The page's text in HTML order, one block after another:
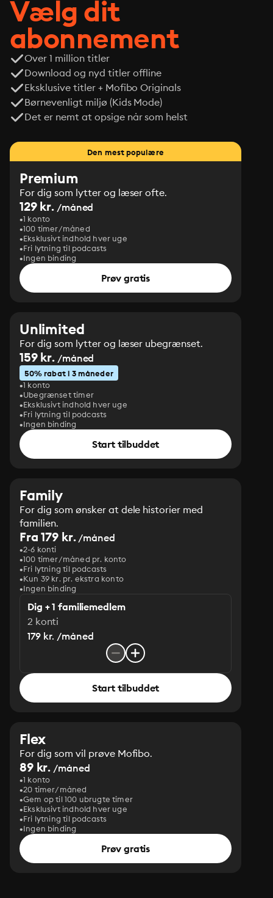
Vælg dit
abonnement
Over 1 million titler
Download og nyd titler offline
Eksklusive titler + Mofibo Originals
Børnevenligt miljø (Kids Mode)
Det er nemt at opsige når som helst
Den mest populære
Premium
For dig som lytter og læser ofte.
129 kr. /måned
1 konto
100 timer/måned
Eksklusivt indhold hver uge
Fri lytning til podcasts
Ingen binding
Prøv gratis
Unlimited
For dig som lytter og læser ubegrænset.
159 kr. /måned
50% rabat i 3 måneder
1 konto
Ubegrænset timer
Eksklusivt indhold hver uge
Fri lytning til podcasts
Ingen binding
Start tilbuddet
Family
For dig som ønsker at dele historier med
familien.
Fra 179 kr./måned
2-6 konti
100 timer/måned pr. konto
Fri lytning til podcasts
Kun 39 kr. pr. ekstra konto
Ingen binding
Dig + 1 familiemedlem
2 konti
179 kr. /måned
Start tilbuddet
Flex
For dig som vil prøve Mofibo.
89 kr. /måned
1 konto
20 timer/måned
Gem op til 100 ubrugte timer
Eksklusivt indhold hver uge
Fri lytning til podcasts
Ingen binding
Prøv gratis